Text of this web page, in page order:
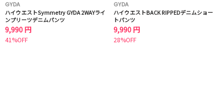
GYDA
ハイウエストSymmetry GYDA 2WAYライ
ンプリーツデニムパンツ
9,990 円
41%OFF
GYDA
ハイウエストBACK RIPPEDデニムショー
トパンツ
9,990 円
28%OFF